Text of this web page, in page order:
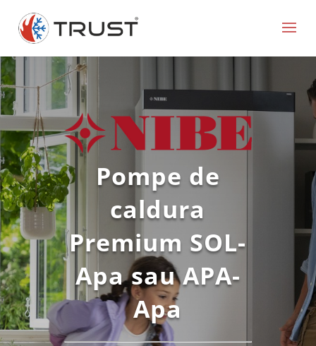
Pompe de
caldura
Premium SOL-
Apa sau APA-
Apa